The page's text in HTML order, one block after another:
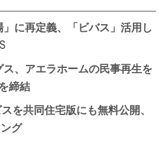
に再定義、「ビバス」活用し
、アエラホームの民事再生を
締結
を共同住宅版にも無料公開、
グ